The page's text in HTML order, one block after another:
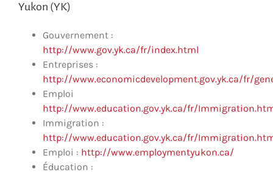
Yukon (YK)
Gouvernement :
http://www.gov.yk.ca/fr/index.html
Entreprises :
http://www.economicdevelopment.gov.yk.ca/fr/
Emploi
http://www.education.gov.yk.ca/fr/
Immigration :
http://www.education.gov.yk.ca/fr/
Emploi : http://www.employmentyukon.ca/
Éducation :